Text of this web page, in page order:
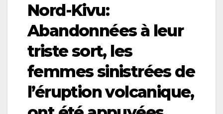
Nord-Kivu:
Abandonnées à leur
triste sort, les
femmes sinistrées de
l’éruption volcanique,